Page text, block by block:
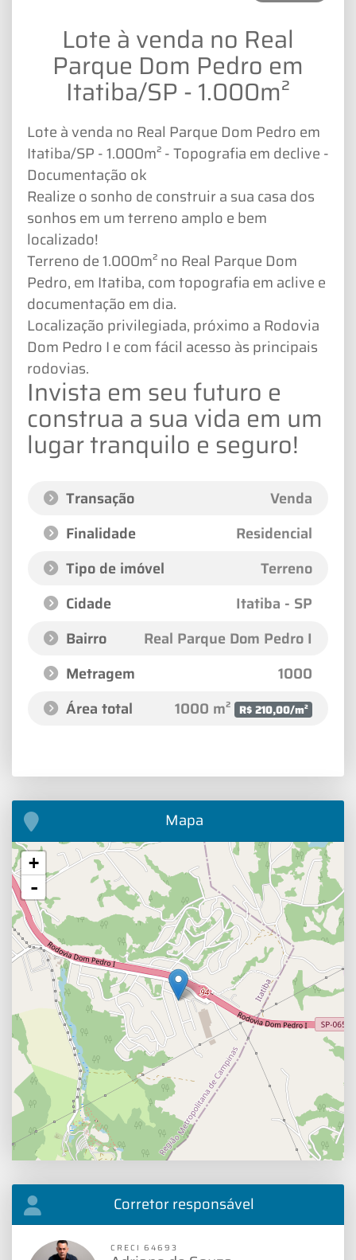
Lote à venda no Real
Parque Dom Pedro em
Itatiba/SP - 1.000m²
Lote à venda no Real Parque Dom Pedro em
Itatiba/SP - 1.000m² - Topografia em declive -
Documentação ok
Realize o sonho de construir a sua casa dos
sonhos em um terreno amplo e bem
localizado!
Terreno de 1.000m² no Real Parque Dom
Pedro, em Itatiba, com topografia em aclive e
documentação em dia.
Localização privilegiada, próximo a Rodovia
Dom Pedro I e com fácil acesso às principais
rodovias.
Invista em seu futuro e
construa a sua vida em um
lugar tranquilo e seguro!
Transação
Venda
Finalidade
Residencial
Tipo de imóvel
Terreno
Cidade
Itatiba - SP
Bairro
Real Parque Dom Pedro I
Metragem
1000
Área total
1000 m² R$ 210,00/m²
Mapa
+
-
Corretor responsável
CRECI 64693